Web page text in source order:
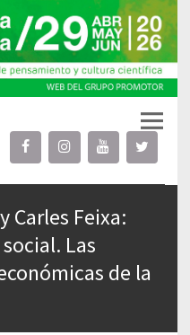
Carles Feixa:
Las
de la